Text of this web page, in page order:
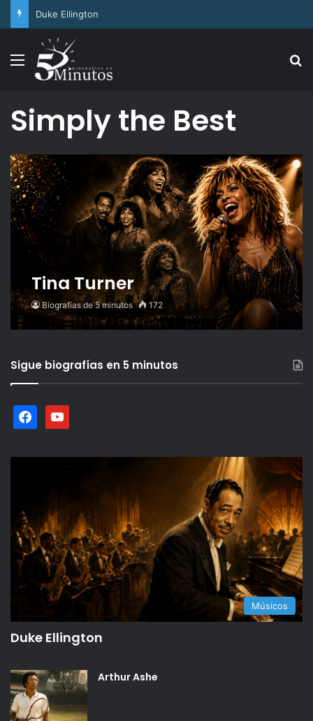
Arthur Ashe
Menu
Simply the Best
Tina Turner
Biografías de 5 minutos 172
Sigue biografías en 5 minutos
facebookyoutube
Músicos
Duke Ellington
Arthur Ashe